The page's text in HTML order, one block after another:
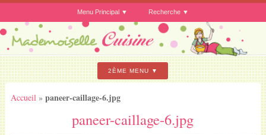
Menu Principal Recherche
2ÈME MENU
Accueil » paneer-caillage-6.jpg
paneer-caillage-6.jpg